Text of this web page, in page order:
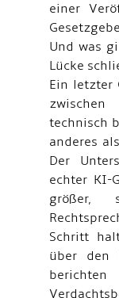
einer
Und was
Lücke
Ein letzter
technisch
anderes
Der
echter KI-
größer,
Schritt
über den